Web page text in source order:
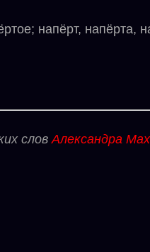
напёрт, напёрта,
словАлександра